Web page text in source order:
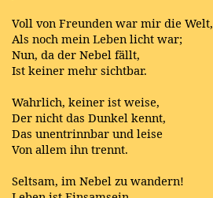
Voll von Freunden war mir die Welt,
Als noch mein Leben licht war;
Nun, da der Nebel fällt,
Ist keiner mehr sichtbar.
Wahrlich, keiner ist weise,
Der nicht das Dunkel kennt,
Das unentrinnbar und leise
Von allem ihn trennt.
Seltsam, im Nebel zu wandern!